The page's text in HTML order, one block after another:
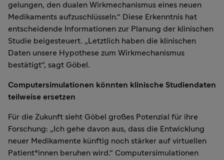
gelungen, den dualen Wirkmechanismus eines neuen
Medikaments aufzuschlüsseln.“ Diese Erkenntnis hat
entscheidende Informationen zur Planung der klinischen
Studie beigesteuert. „Letztlich haben die klinischen
Daten unsere Hypothese zum Wirkmechanismus
bestätigt“, sagt Göbel.
Computersimulationen könnten klinische Studiendaten
teilweise ersetzen
Für die Zukunft sieht Göbel großes Potenzial für ihre
Forschung: „Ich gehe davon aus, dass die Entwicklung
neuer Medikamente künftig noch stärker auf virtuellen
Patient*innen beruhen wird.“ Computersimulationen